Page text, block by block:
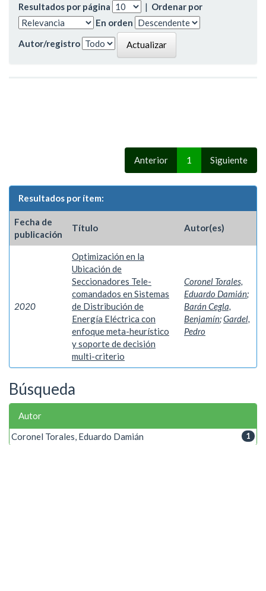
Resultados por página | Ordenar por
En orden
Autor/registro
Anterior 1 Siguiente
Resultados por ítem:
Fecha de
publicación
Título Autor(es)
2020
Optimización en la
Ubicación de
Seccionadores Tele-
comandados en Sistemas
de Distribución de
Energía Eléctrica con
enfoque meta-heurístico
y soporte de decisión
multi-criterio
Coronel Torales,
Eduardo Damián;
Barán Cegla,
Benjamín;Gardel,
Pedro
Búsqueda
Autor
1
Coronel Torales, Eduardo Damián